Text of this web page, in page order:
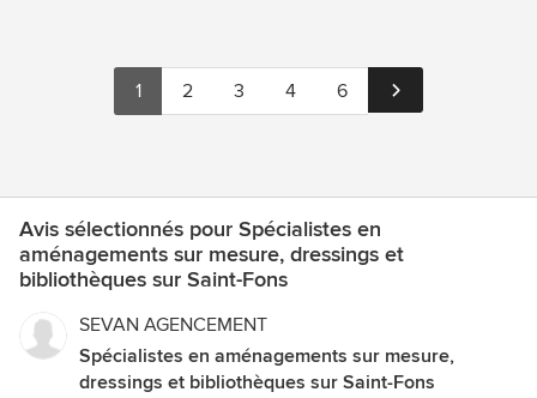
1 2 3 4 6
Avis sélectionnés pour Spécialistes en
aménagements sur mesure, dressings et
bibliothèques sur Saint-Fons
SEVAN AGENCEMENT
Spécialistes en aménagements sur mesure,
dressings et bibliothèques sur Saint-Fons